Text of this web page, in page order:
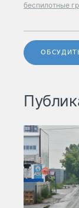
беспилотные